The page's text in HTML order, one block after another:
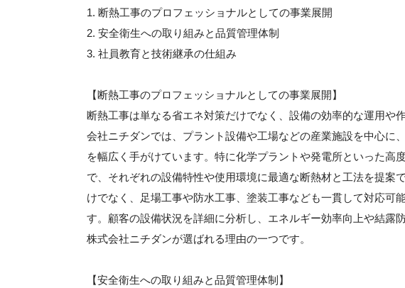
1. 断熱工事のプロフェッショナルとしての事業展開
2. 安全衛生への取り組みと品質管理体制
3. 社員教育と技術継承の仕組み
【断熱工事のプロフェッショナルとしての事業展開】
断熱工事は単なる省エネ対策だけでなく、設備の効率的な運用や
会社ニチダンでは、プラント設備や工場などの産業施設を中心に
を幅広く手がけています。特に化学プラントや発電所といった高
で、それぞれの設備特性や使用環境に最適な断熱材と工法を提案
けでなく、足場工事や防水工事、塗装工事なども一貫して対応可
す。顧客の設備状況を詳細に分析し、エネルギー効率向上や結露
株式会社ニチダンが選ばれる理由の一つです。
【安全衛生への取り組みと品質管理体制】